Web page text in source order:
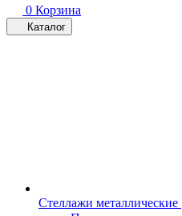
0 Корзина
Каталог
Стеллажи металлические